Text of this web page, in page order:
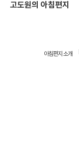
고도원의 아침편지
아침편지 소개